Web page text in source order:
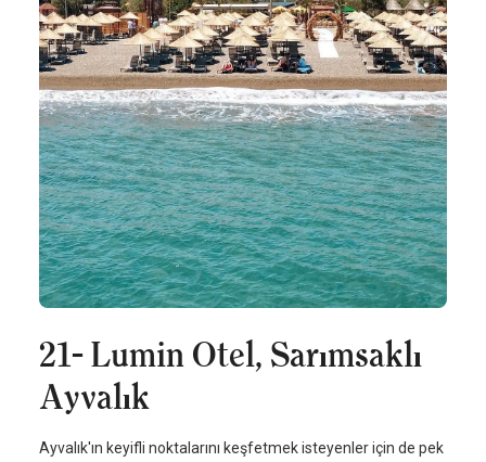
21- Lumin Otel, Sarımsaklı
Ayvalık
Ayvalık'ın keyifli noktalarını keşfetmek isteyenler için de pek